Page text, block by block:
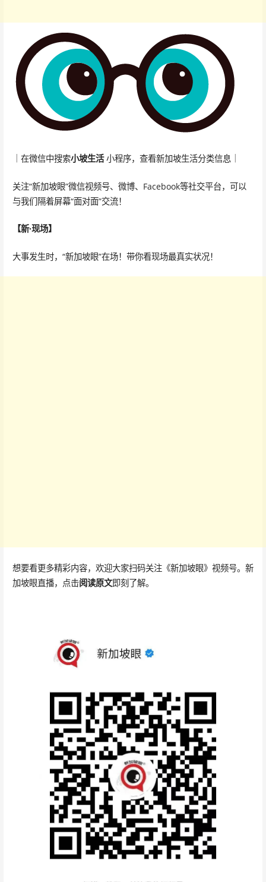
｜在微信中搜索小坡生活小程序，查看新加坡生活分类信息｜
关注“新加坡眼”微信视频号、微博、Facebook等社交平台，可以
与我们隔着屏幕“面对面”交流！
【新·现场】
大事发生时，“新加坡眼”在场！带你看现场最真实状况！
想要看更多精彩内容，欢迎大家扫码关注《新加坡眼》视频号。新
加坡眼直播，点击阅读原文即刻了解。